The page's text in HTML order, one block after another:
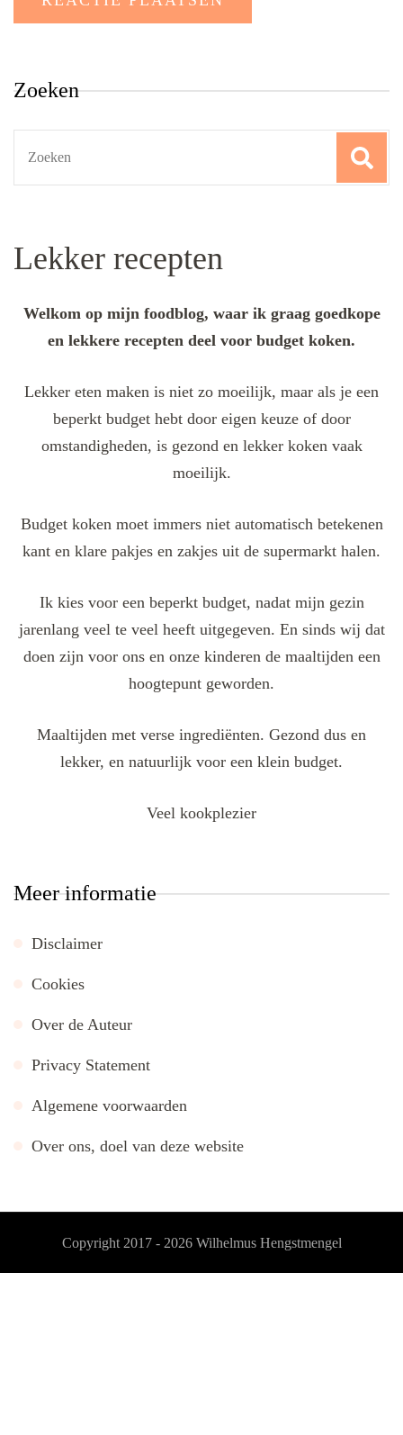
Zoeken
Lekker recepten
Welkom op mijn foodblog, waar ik graag goedkope
en lekkere recepten deel voor budget koken.
Lekker eten maken is niet zo moeilijk, maar als je een
beperkt budget hebt door eigen keuze of door
omstandigheden, is gezond en lekker koken vaak
moeilijk.
Budget koken moet immers niet automatisch betekenen
kant en klare pakjes en zakjes uit de supermarkt halen.
Ik kies voor een beperkt budget, nadat mijn gezin
jarenlang veel te veel heeft uitgegeven. En sinds wij dat
doen zijn voor ons en onze kinderen de maaltijden een
hoogtepunt geworden.
Maaltijden met verse ingrediënten. Gezond dus en
lekker, en natuurlijk voor een klein budget.
Veel kookplezier
Meer informatie
Disclaimer
Cookies
Over de Auteur
Privacy Statement
Algemene voorwaarden
Over ons, doel van deze website
Copyright 2017 - 2026 Wilhelmus Hengstmengel